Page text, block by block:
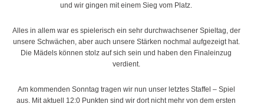
und wir gingen mit einem Sieg vom Platz.
Alles in allem war es spielerisch ein sehr durchwachsener Spieltag, der
unsere Schwächen, aber auch unsere Stärken nochmal aufgezeigt hat.
Die Mädels können stolz auf sich sein und haben den Finaleinzug
verdient.
Am kommenden Sonntag tragen wir nun unser letztes Staffel – Spiel
aus. Mit aktuell 12:0 Punkten sind wir dort nicht mehr von dem ersten